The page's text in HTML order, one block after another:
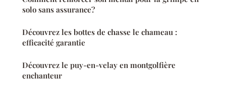
solo sans assurance?
Découvrez les bottes de chasse le chameau :
efficacité garantie
Découvrez le puy-en-velay en montgolfière
enchanteur